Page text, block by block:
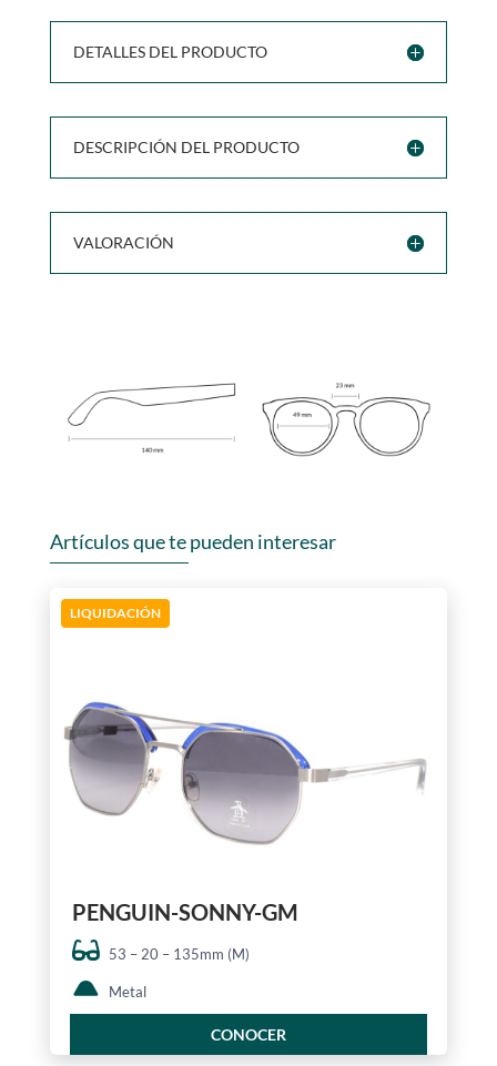
DETALLES DEL PRODUCTO
DESCRIPCIÓN DEL PRODUCTO
VALORACIÓN
Artículos que te pueden interesar
LIQUIDACIÓN
PENGUIN-SONNY-GM
53 – 20 – 135mm (M)
Metal
CONOCER